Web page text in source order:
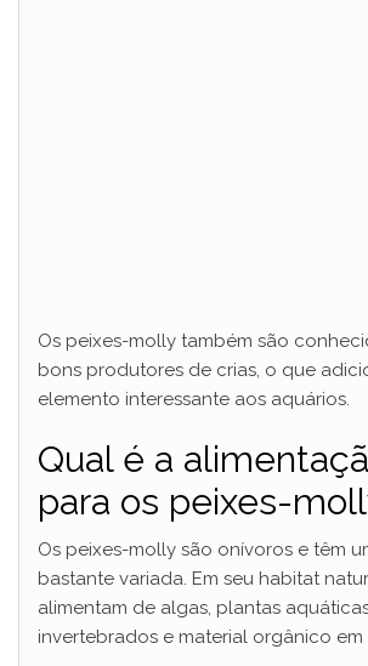
Os peixes-molly também são
bons produtores de crias, o que
elemento interessante aos aquários.
Qual é a
para os peixes-
Os peixes-molly são onívoros e têm
bastante variada. Em seu habitat
alimentam de algas, plantas
invertebrados e material orgânico